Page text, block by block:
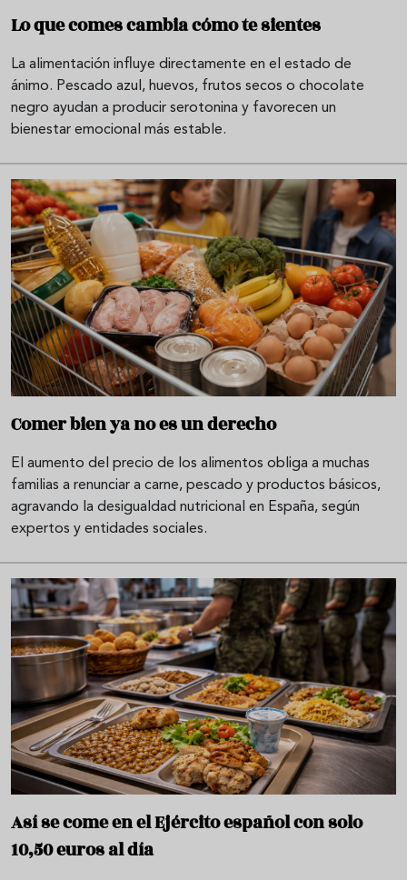
Lo que comes cambia cómo te sientes
La alimentación influye directamente en el estado de
ánimo. Pescado azul, huevos, frutos secos o chocolate
negro ayudan a producir serotonina y favorecen un
bienestar emocional más estable.
Comer bien ya no es un derecho
El aumento del precio de los alimentos obliga a muchas
familias a renunciar a carne, pescado y productos básicos,
agravando la desigualdad nutricional en España, según
expertos y entidades sociales.
Así se come en el Ejército español con solo
10,50 euros al día